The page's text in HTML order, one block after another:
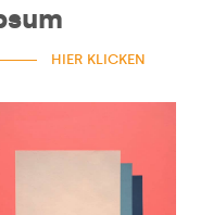
HIER KLICKEN